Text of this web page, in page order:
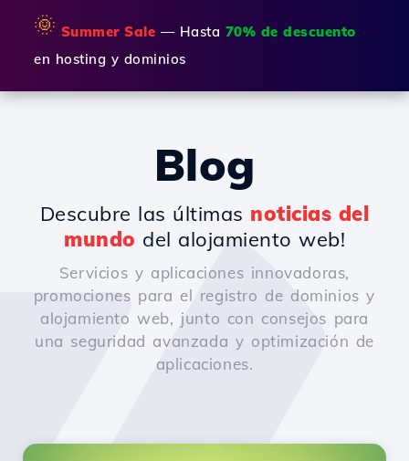
🌞 Summer Sale — Hasta 70% de descuento
en hosting y dominios
Blog
Descubre las últimas noticias del
mundo del alojamiento web!
Servicios y aplicaciones innovadoras,
promociones para el registro de dominios y
alojamiento web, junto con consejos para
una seguridad avanzada y optimización de
aplicaciones.